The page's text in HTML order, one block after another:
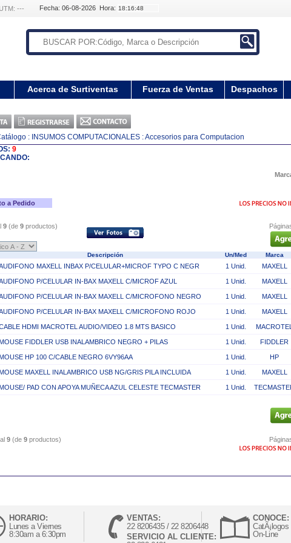
UTM: --- Fecha: 06-08-2026 Hora:
Acerca de Surtiventas Fuerza de Ventas Despachos
: INSUMOS COMPUTACIONALES : Accesorios para Computacion
9
a Pedido
9 (de 9 productos)
Descripción Un/Med Marca
MAXELL INBAX P/CELULAR+MICROF TYPO C NEGR 1 Unid. MAXELL
P/CELULAR IN-BAX MAXELL C/MICROF AZUL 1 Unid. MAXELL
P/CELULAR IN-BAX MAXELL C/MICROFONO NEGRO 1 Unid. MAXELL
P/CELULAR IN-BAX MAXELL C/MICROFONO ROJO 1 Unid. MAXELL
HDMI MACROTEL AUDIO/VIDEO 1.8 MTS BASICO 1 Unid. MACROTEL
MOUSE FIDDLER USB INALAMBRICO NEGRO + PILAS 1 Unid. FIDDLER
MOUSE HP 100 C/CABLE NEGRO 6VY96AA 1 Unid. HP
MOUSE MAXELL INALAMBRICO USB NG/GRIS PILA INCLUIDA 1 Unid. MAXELL
MOUSE/ PAD CON APOYA MUÑECA AZUL CELESTE TECMASTER 1 Unid.
al 9 (de 9 productos)
HORARIO:
Lunes a Viernes
8:30am a 6:30pm
VENTAS:
22 8206435 / 22 8206448
SERVICIO AL CLIENTE:
CONOCE:
CatÃ¡logos
On-Line